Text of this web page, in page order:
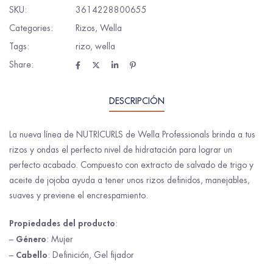
SKU:
3614228800655
Categories:
Rizos, Wella
Tags:
rizo, wella
Share:
DESCRIPCIÓN
La nueva línea de NUTRICURLS de Wella Professionals brinda a tus
rizos y ondas el perfecto nivel de hidratación para lograr un
perfecto acabado. Compuesto con extracto de salvado de trigo y
aceite de jojoba ayuda a tener unos rizos definidos, manejables,
suaves y previene el encrespamiento.
Propiedades del producto:
– Género: Mujer
– Cabello: Definición, Gel fijador